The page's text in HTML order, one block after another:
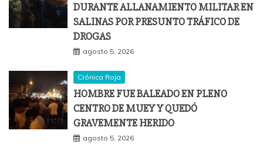
DURANTE ALLANAMIENTO MILITAR EN
SALINAS POR PRESUNTO TRÁFICO DE
DROGAS
agosto 5, 2026
Crónica Roja
HOMBRE FUE BALEADO EN PLENO
CENTRO DE MUEY Y QUEDÓ
GRAVEMENTE HERIDO
agosto 5, 2026